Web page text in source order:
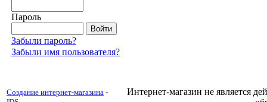
Пароль
Забыли пароль?
Забыли имя пользователя?
Создание интернет-магазина -
Интернет-магазин не является